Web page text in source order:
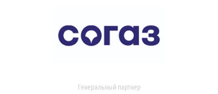
Генеральный партнер